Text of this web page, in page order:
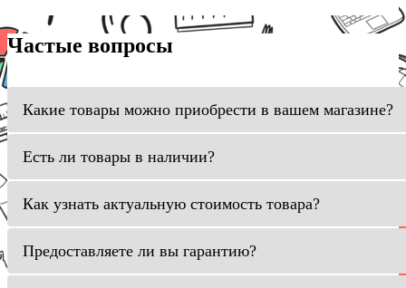
Частые вопросы
Какие товары можно приобрести в вашем магазине?
Есть ли товары в наличии?
Как узнать актуальную стоимость товара?
Предоставляете ли вы гарантию?